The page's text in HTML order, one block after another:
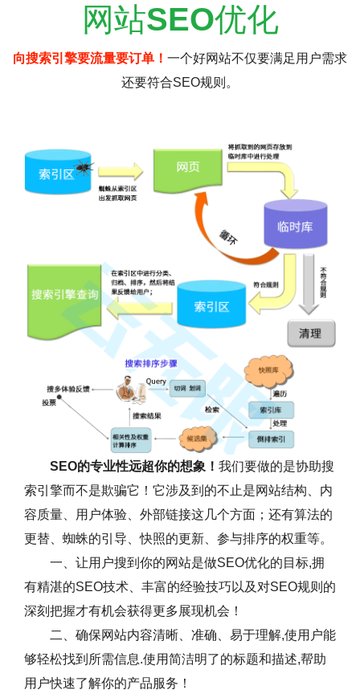
网站SEO优化
向搜索引擎要流量要订单！ 一个好网站不仅要满足用户需求
还要符合SEO规则。
SEO的专业性远超你的想象！ 我们要做的是协助搜
索引擎而不是欺骗它！它涉及到的不止是网站结构、内
容质量、用户体验、外部链接这几个方面；还有算法的
更替、蜘蛛的引导、快照的更新、参与排序的权重等。
一、让用户搜到你的网站是做SEO优化的目标,拥
有精湛的SEO技术、丰富的经验技巧以及对SEO规则的
深刻把握才有机会获得更多展现机会！
二、确保网站内容清晰、准确、易于理解,使用户能
够轻松找到所需信息.使用简洁明了的标题和描述,帮助
用户快速了解你的产品服务！